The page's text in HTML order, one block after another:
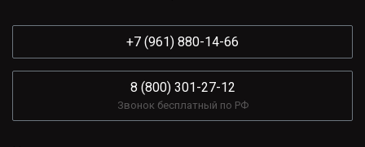
+7 (961) 880-14-66
8 (800) 301-27-12
Звонок бесплатный по РФ